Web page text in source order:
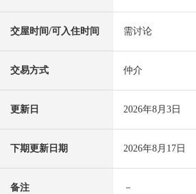
交屋时间/可入住时间 需讨论
交易方式 仲介
更新日 2026年8月3日
下期更新日期 2026年8月17日
备注 －